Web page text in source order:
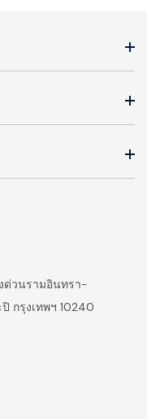
ด่วนรามอินทรา-
กรุงเทพฯ 10240